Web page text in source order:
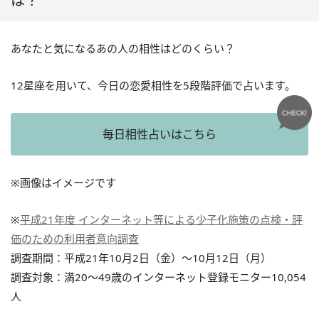
あなたと気になるあの人の相性はどのくらい？
12星座を用いて、今日の恋愛相性を5段階評価で占います。
毎日相性占いはこちら
※画像はイメージです
※平成21年度 インターネット等による少子化施策の点検・評
価のための利用者意向調査
調査期間：平成21年10月2日（金）～10月12日（月）
調査対象：満20～49歳のインターネット登録モニター10,054
人